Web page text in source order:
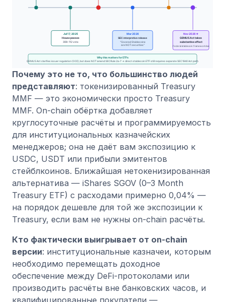
Почему это не то, что большинство людей
представляют: токенизированный Treasury
MMF — это экономически просто Treasury
MMF. On-chain обёртка добавляет
круглосуточные расчёты и программируемость
для институциональных казначейских
менеджеров; она не даёт вам экспозицию к
USDC, USDT или прибыли эмитентов
стейблкоинов. Ближайшая нетокенизированная
альтернатива — iShares SGOV (0–3 Month
Treasury ETF) с расходами примерно 0,04% —
на порядок дешевле для той же экспозиции к
Treasury, если вам не нужны on-chain расчёты.
Кто фактически выигрывает от on-chain
версии: институциональные казначеи, которым
необходимо перемещать доходное
обеспечение между DeFi-протоколами или
производить расчёты вне банковских часов, и
квалифицированные покупатели —